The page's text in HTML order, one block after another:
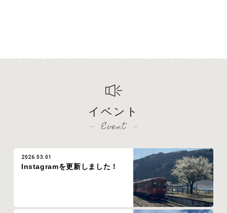
イベント
Event
2026.03.01
Instagramを更新しました！